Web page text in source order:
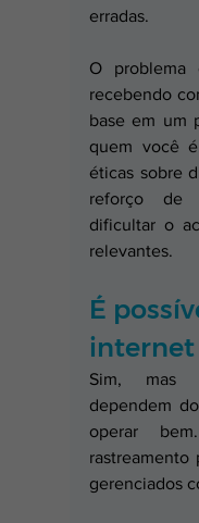
erradas.
O
recebendo
base em um
quem você
éticas sobre
reforço de
dificultar o
relevantes.
É
internet
Sim, mas
dependem
operar
rastreamento
gerenciados